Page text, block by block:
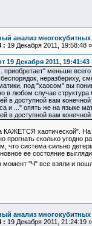
анализ многокубитных
: 19 Декабря 2011, 19:58:48 »
19 Декабря 2011, 19:41:43
приобретает" меньше
неразбериху,
под "хаосом" вы
в любом случае
в доступной вам
и ..." опять же на языке
в доступной вам
хаотической". На
прогнать сколько угодно
что система сильно
ее состояние
момент "Ч" все взяли и
анализ многокубитных
: 19 Декабря 2011, 21:24:19 »